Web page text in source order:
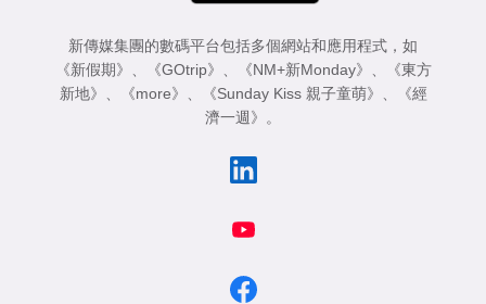
新傳媒集團的數碼平台包括多個網站和應用程式，如
《新假期》
《GOtrip》 《NM+新Monday》
《東方
新地》
《more》 《Sunday Kiss 親子童萌》
《經
濟一週》
。